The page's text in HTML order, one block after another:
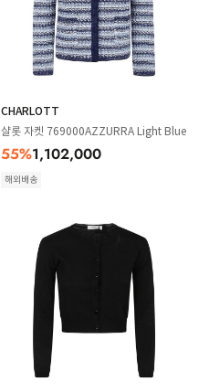
CHARLOTT
샬롯 자켓 769000AZZURRA Light Blue
55%1,102,000
해외배송